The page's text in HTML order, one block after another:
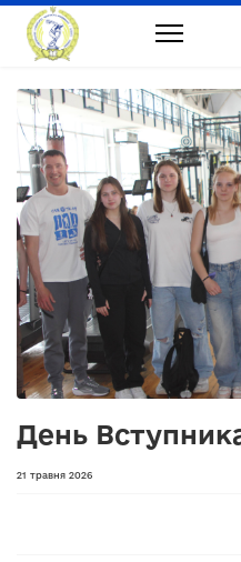
День
21 травня 2026